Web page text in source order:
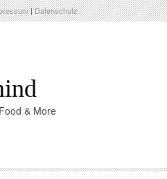
|Datenschutz
& More